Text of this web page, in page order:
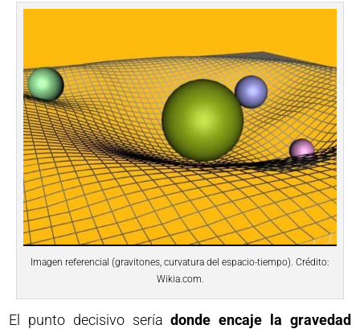
Imagen referencial (gravitones, curvatura del espacio-tiempo). Crédito:
Wikia.com.
El punto decisivo seríadonde encaje la gravedad